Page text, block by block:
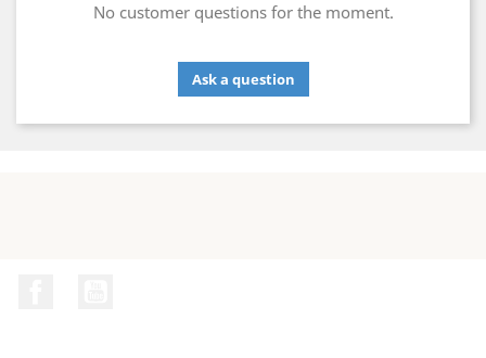
No customer questions for the moment.
Ask a question